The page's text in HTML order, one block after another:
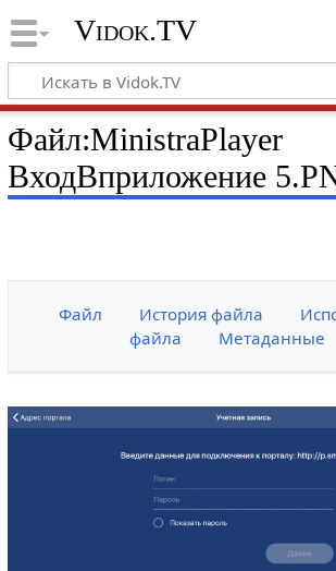
Vidok.TV
Файл:MinistraPlayer
ВходВприложение
Файл История файла
файла
Метаданные